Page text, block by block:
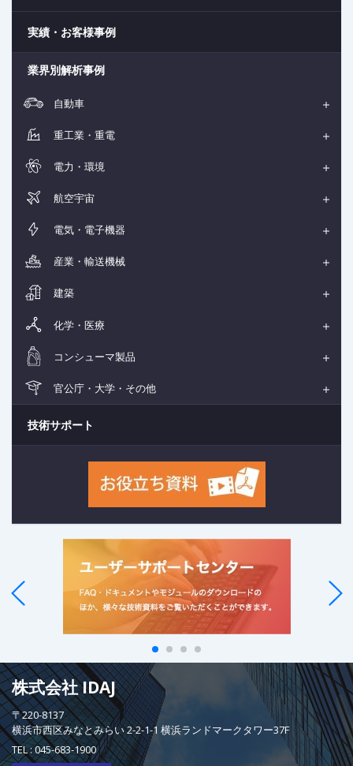
実績・お客様事例
業界別解析事例
自動車
重工業・重電
電力・環境
航空宇宙
電気・電子機器
産業・輸送機械
建築
化学・医療
コンシューマ製品
官公庁・大学・その他
技術サポート
株式会社 IDAJ
〒220-8137
横浜市西区みなとみらい 2-2-1-1 横浜ランドマークタワー37F
TEL :045-683-1900